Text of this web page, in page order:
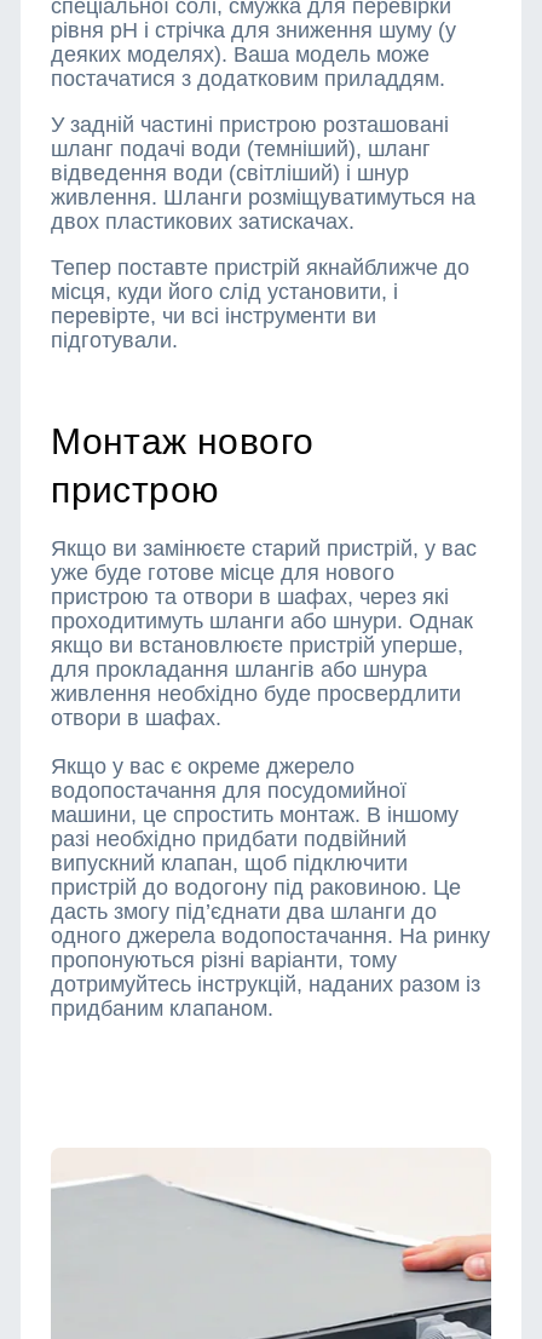
спеціальної солі, смужка для перевірки
рівня pH і стрічка для зниження шуму (у
деяких моделях). Ваша модель може
постачатися з додатковим приладдям.
У задній частині пристрою розташовані
шланг подачі води (темніший), шланг
відведення води (світліший) і шнур
живлення. Шланги розміщуватимуться на
двох пластикових затискачах.
Тепер поставте пристрій якнайближче до
місця, куди його слід установити, і
перевірте, чи всі інструменти ви
підготували.
Монтаж нового
пристрою
Якщо ви замінюєте старий пристрій, у вас
уже буде готове місце для нового
пристрою та отвори в шафах, через які
проходитимуть шланги або шнури. Однак
якщо ви встановлюєте пристрій уперше,
для прокладання шлангів або шнура
живлення необхідно буде просвердлити
отвори в шафах.
Якщо у вас є окреме джерело
водопостачання для посудомийної
машини, це спростить монтаж. В іншому
разі необхідно придбати подвійний
випускний клапан, щоб підключити
пристрій до водогону під раковиною. Це
дасть змогу під’єднати два шланги до
одного джерела водопостачання. На ринку
пропонуються різні варіанти, тому
дотримуйтесь інструкцій, наданих разом із
придбаним клапаном.